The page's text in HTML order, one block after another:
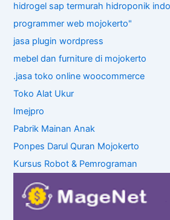
hidrogel sap termurah hidroponik
programmer web mojokerto"
jasa plugin wordpress
mebel dan furniture di mojokerto
.jasa toko online woocommerce
Toko Alat Ukur
Imejpro
Pabrik Mainan Anak
Ponpes Darul Quran Mojokerto
Kursus Robot & Pemrograman